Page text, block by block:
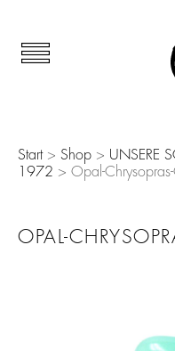
Start> Shop > UNSERE
1972 > Opal-
OPAL-